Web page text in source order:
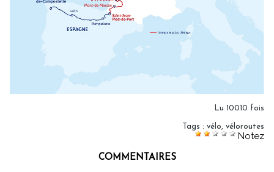
Lu 10010 fois
Tags : vélo, véloroutes
Notez
COMMENTAIRES